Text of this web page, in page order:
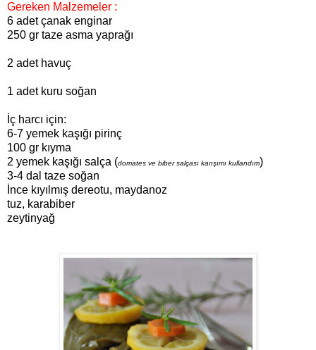
Gereken Malzemeler :
6 adet çanak enginar
250 gr taze asma yaprağı
2 adet havuç
1 adet kuru soğan
İç harcı için:
6-7 yemek kaşığı pirinç
100 gr kıyma
2 yemek kaşığı salça (domates ve biber salçası karışımı kullandım)
3-4 dal taze soğan
İnce kıyılmış dereotu, maydanoz
tuz, karabiber
zeytinyağ